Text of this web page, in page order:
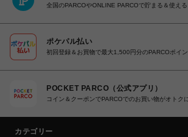
全国のPARCOやONLINE PARCOで貯まる＆使える
ポケパル払い
初回登録＆お買物で最大1,500円分のPARCOポイ
POCKET PARCO（公式アプリ）
コイン＆クーポンでPARCOでのお買い物がオトク
カテゴリー